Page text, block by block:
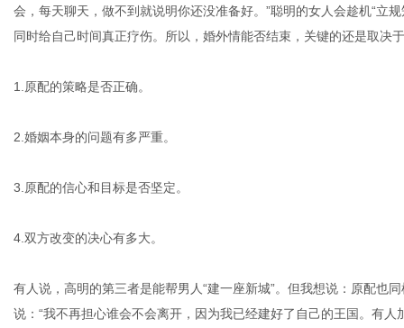
会，每天聊天，做不到就说明你还没准备好。”聪明的女人会趁机“立
同时给自己时间真正疗伤。所以，婚外情能否结束，关键的还是取决
1.原配的策略是否正确。
2.婚姻本身的问题有多严重。
3.原配的信心和目标是否坚定。
4.双方改变的决心有多大。
有人说，高明的第三者是能帮男人“建一座新城”。但我想说：原配也
说：“我不再担心谁会不会离开，因为我已经建好了自己的王国。有